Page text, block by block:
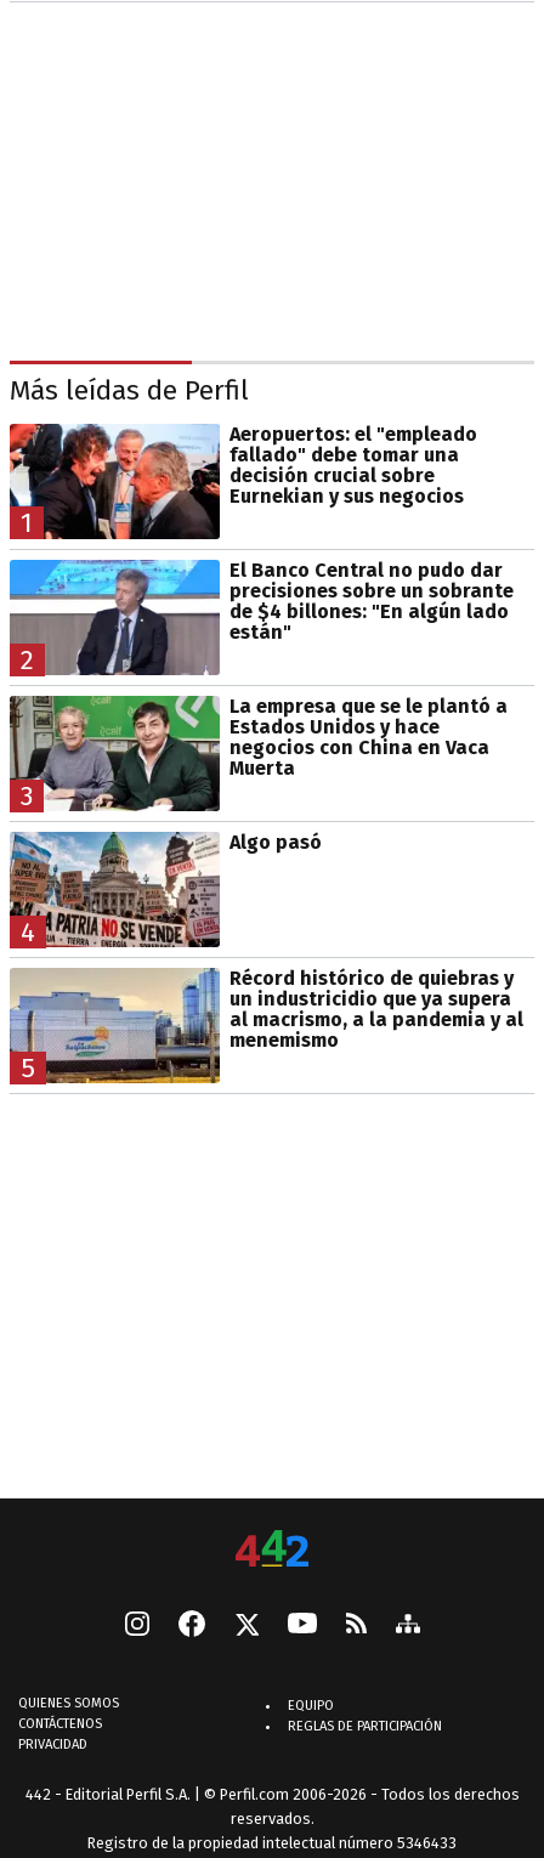
Más leídas de Perfil
1
Aeropuertos: el "empleado
fallado" debe tomar una
decisión crucial sobre
Eurnekian y sus negocios
2
El Banco Central no pudo dar
precisiones sobre un sobrante
de $4 billones: "En algún lado
están"
3
La empresa que se le plantó a
Estados Unidos y hace
negocios con China en Vaca
Muerta
4
Algo pasó
5
Récord histórico de quiebras y
un industricidio que ya supera
al macrismo, a la pandemia y al
menemismo
QUIENES SOMOS
CONTÁCTENOS
PRIVACIDAD
EQUIPO
REGLAS DE PARTICIPACIÓN
442 - Editorial Perfil S.A. | © Perfil.com 2006-2026 - Todos los derechos
reservados.
Registro de la propiedad intelectual número 5346433